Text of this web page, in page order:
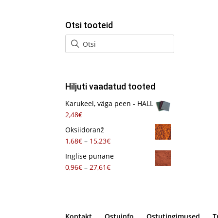
Otsi tooteid
Hiljuti vaadatud tooted
Karukeel, väga peen - HALL
2,48€
Oksiidoranž
1,68€ – 15,23€Hinnavahemik:
Inglise punane
0,96€ – 27,61€Hinnavahemik:
Kontakt Ostuinfo Ostutingimused